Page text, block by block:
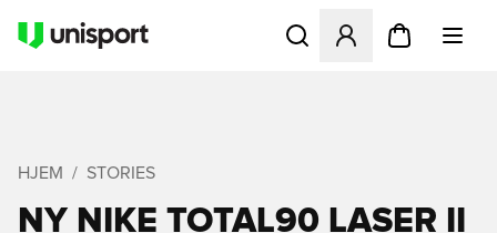
Åbner en Modal til at
HJEM STORIES
NY NIKE TOTAL90 LASER II